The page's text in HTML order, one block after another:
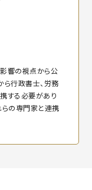
響の視点から公
ら行政書士、労務
する必要があり
らの専門家と連携